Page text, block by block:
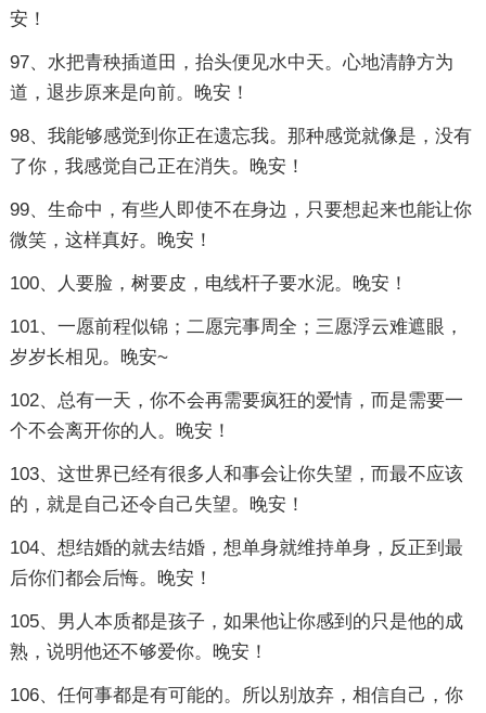
安！
97、水把青秧插道田，抬头便见水中天。心地清静方为
道，退步原来是向前。晚安！
98、我能够感觉到你正在遗忘我。那种感觉就像是，没有
了你，我感觉自己正在消失。晚安！
99、生命中，有些人即使不在身边，只要想起来也能让你
微笑，这样真好。晚安！
100、人要脸，树要皮，电线杆子要水泥。晚安！
101、一愿前程似锦；二愿完事周全；三愿浮云难遮眼，
岁岁长相见。晚安~
102、总有一天，你不会再需要疯狂的爱情，而是需要一
个不会离开你的人。晚安！
103、这世界已经有很多人和事会让你失望，而最不应该
的，就是自己还令自己失望。晚安！
104、想结婚的就去结婚，想单身就维持单身，反正到最
后你们都会后悔。晚安！
105、男人本质都是孩子，如果他让你感到的只是他的成
熟，说明他还不够爱你。晚安！
106、任何事都是有可能的。所以别放弃，相信自己，你